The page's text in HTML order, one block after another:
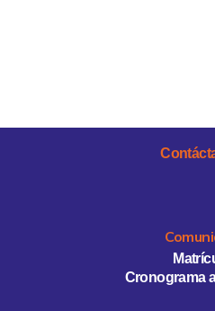
Cronograma